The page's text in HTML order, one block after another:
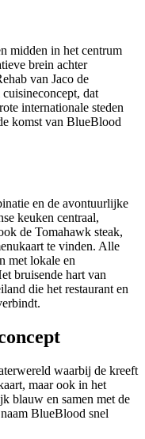
midden in het centrum
brein achter
van Jaco de
dat
internationale steden
komst van BlueBlood
en de avontuurlijke
keuken centraal,
de Tomahawk steak,
te vinden. Alle
met lokale en
bruisende hart van
die het restaurant en
waarbij de kreeft
maar ook in het
blauw en samen met de
BlueBlood snel